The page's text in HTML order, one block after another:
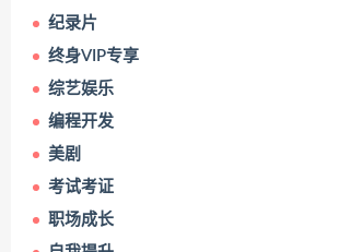
纪录片
终身VIP专享
综艺娱乐
编程开发
美剧
考试考证
职场成长